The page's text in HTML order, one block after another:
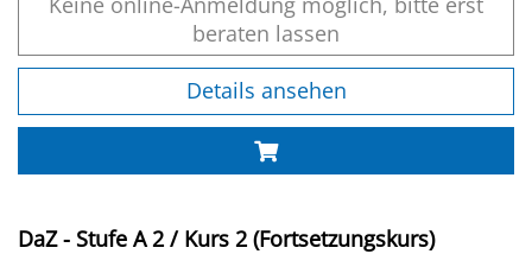
beraten lassen
Details ansehen
DaZ - Stufe A 2 / Kurs 2 (Fortsetzungskurs)